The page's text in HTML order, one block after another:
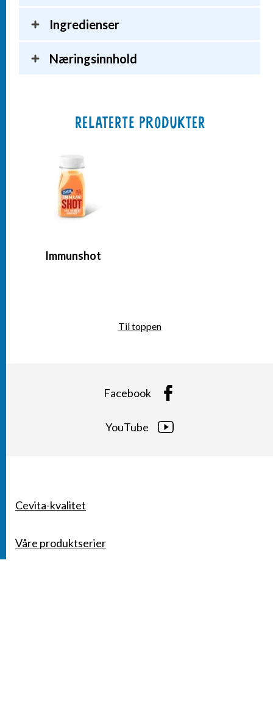
Ingredienser
Næringsinnhold
RELATERTE PRODUKTER
Immunshot
Til toppen
Facebook
YouTube
SNARVEIER
Cevita-kvalitet
Våre produktserier